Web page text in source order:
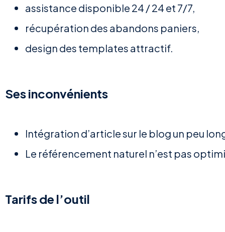
assistance disponible 24 / 24 et 7/7,
récupération des abandons paniers,
design des templates attractif.
Ses inconvénients
Intégration d’article sur le blog un peu
Le référencement naturel n’est pas
Tarifs de l’outil